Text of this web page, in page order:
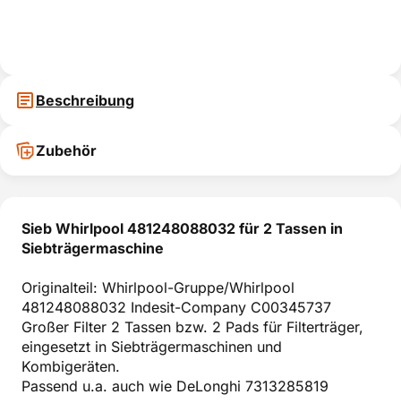
Beschreibung
Zubehör
Sieb Whirlpool 481248088032 für 2 Tassen in
Siebträgermaschine
Originalteil: Whirlpool-Gruppe/Whirlpool
481248088032 Indesit-Company C00345737
Großer Filter 2 Tassen bzw. 2 Pads für Filterträger,
eingesetzt in Siebträgermaschinen und
Kombigeräten.
Passend u.a. auch wie DeLonghi 7313285819